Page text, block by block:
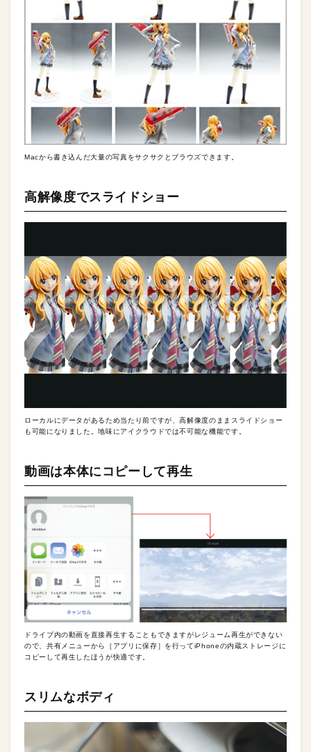
Macから書き込んだ大量の写真をサクサクとブラウズできます。
高解像度でスライドショー
ローカルにデータがあるため当たり前ですが、高解像度のままスライドショー
も可能になりました。地味にアイクラウドでは不可能な機能です。
動画は本体にコピーして再生
ドライブ内の動画を直接再生することもできますがレジューム再生ができない
ので、共有メニューから［アプリに保存］を行ってiPhoneの内蔵ストレージに
コピーして再生したほうが快適です。
スリムなボディ